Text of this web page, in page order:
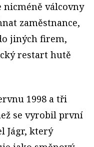
válcovny
zaměstnance,
jiných firem,
restart hutě
1998 a tři
se vyrobil první
Jágr, který